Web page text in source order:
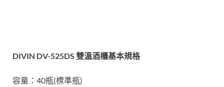
DIVIN DV-525DS 雙溫酒櫃基本規格
容量：40瓶(標準瓶)